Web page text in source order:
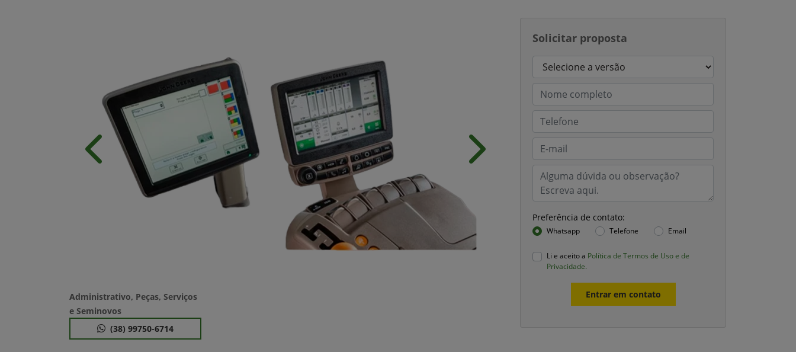
Solicitar proposta
Preferência de contato:
Whatsapp Telefone Email
Li e aceito a Política de Termos de Uso e de
Privacidade.
Entrar em contato
Anterior Próximo
Administrativo, Peças, Serviços
e Seminovos
(38) 99750-6714